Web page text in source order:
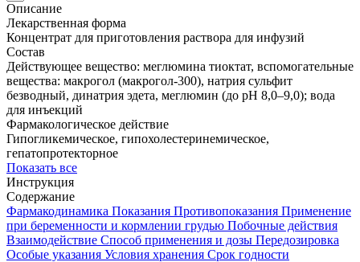
Описание
Лекарственная форма
Концентрат для приготовления раствора для инфузий
Состав
Действующее вещество: меглюмина тиоктат, вспомогательные
вещества: макрогол (макрогол-300), натрия сульфит
безводный, динатрия эдета, меглюмин (до рН 8,0–9,0); вода
для инъекций
Фармакологическое действие
Гипогликемическое, гипохолестеринемическое,
гепатопротекторное
Показать все
Инструкция
Содержание
Фармакодинамика Показания Противопоказания Применение
при беременности и кормлении грудью Побочные действия
Взаимодействие Способ применения и дозы Передозировка
Особые указания Условия хранения Срок годности